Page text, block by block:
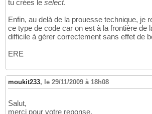
tu crées le select.
Enfin, au delà de la prouesse technique, je
ce type de code car on est à la frontière de
difficile à gérer correctement sans effet de
ERE
moukit233, le 29/11/2009 à 18h08
Salut,
merci pour votre reponse,